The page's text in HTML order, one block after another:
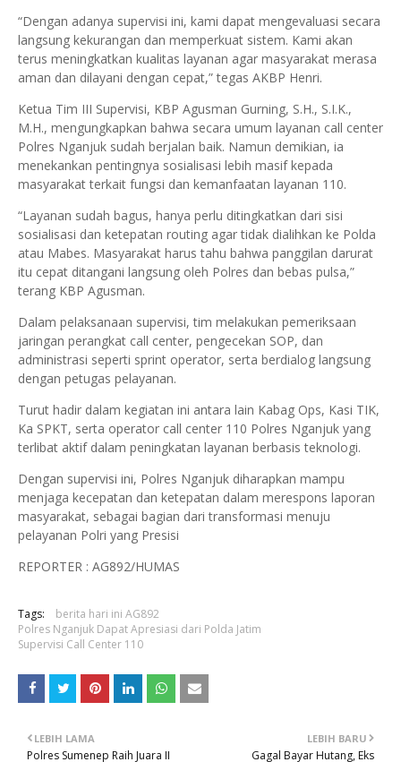
“Dengan adanya supervisi ini, kami dapat mengevaluasi secara
langsung kekurangan dan memperkuat sistem. Kami akan
terus meningkatkan kualitas layanan agar masyarakat merasa
aman dan dilayani dengan cepat,” tegas AKBP Henri.
Ketua Tim III Supervisi, KBP Agusman Gurning, S.H., S.I.K.,
M.H., mengungkapkan bahwa secara umum layanan call center
Polres Nganjuk sudah berjalan baik. Namun demikian, ia
menekankan pentingnya sosialisasi lebih masif kepada
masyarakat terkait fungsi dan kemanfaatan layanan 110.
“Layanan sudah bagus, hanya perlu ditingkatkan dari sisi
sosialisasi dan ketepatan routing agar tidak dialihkan ke Polda
atau Mabes. Masyarakat harus tahu bahwa panggilan darurat
itu cepat ditangani langsung oleh Polres dan bebas pulsa,”
terang KBP Agusman.
Dalam pelaksanaan supervisi, tim melakukan pemeriksaan
jaringan perangkat call center, pengecekan SOP, dan
administrasi seperti sprint operator, serta berdialog langsung
dengan petugas pelayanan.
Turut hadir dalam kegiatan ini antara lain Kabag Ops, Kasi TIK,
Ka SPKT, serta operator call center 110 Polres Nganjuk yang
terlibat aktif dalam peningkatan layanan berbasis teknologi.
Dengan supervisi ini, Polres Nganjuk diharapkan mampu
menjaga kecepatan dan ketepatan dalam merespons laporan
masyarakat, sebagai bagian dari transformasi menuju
pelayanan Polri yang Presisi
REPORTER : AG892/HUMAS
Tags:
berita hari ini AG892
Polres Nganjuk Dapat Apresiasi dari Polda Jatim
Supervisi Call Center 110
LEBIH BARU
Gagal Bayar Hutang, Eks
LEBIH LAMA
Polres Sumenep Raih Juara II